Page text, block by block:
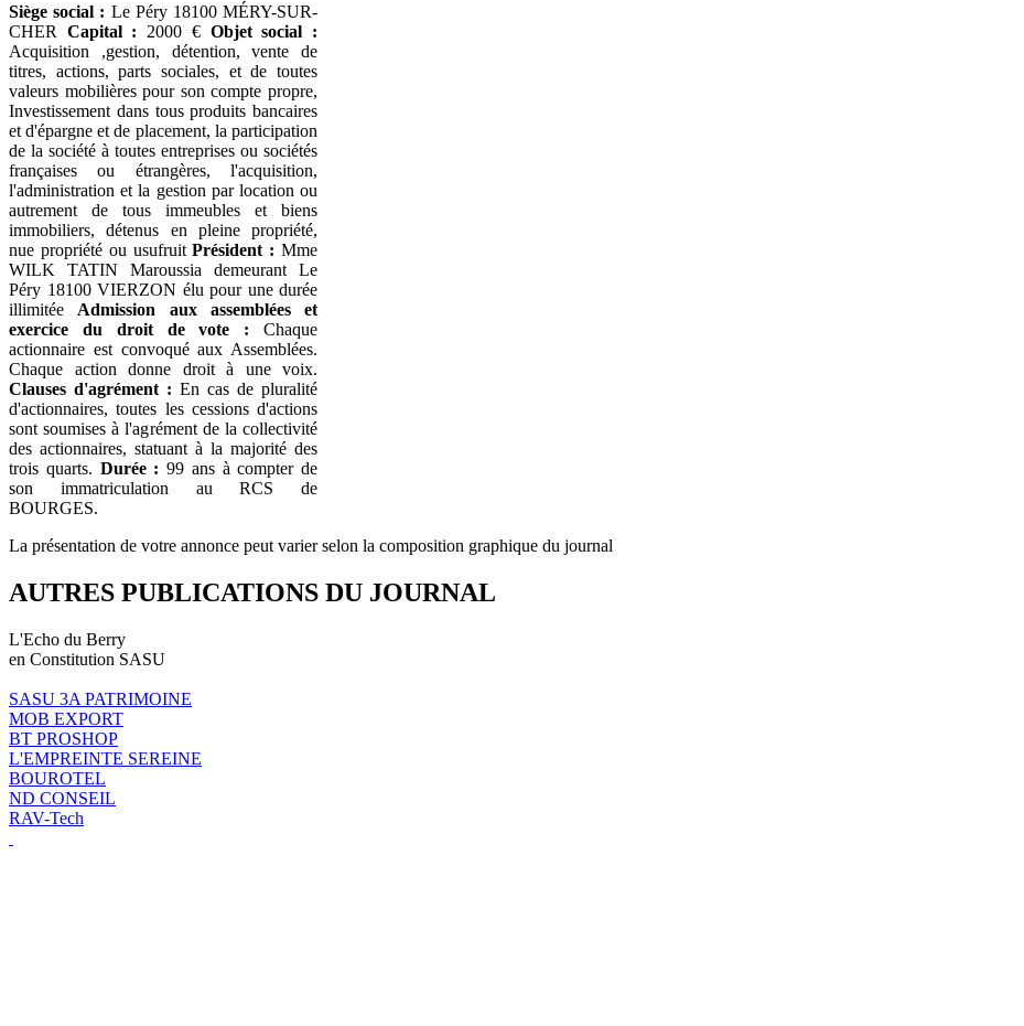
Siège social : Le Péry 18100 MÉRY-SUR-
CHER Capital : 2000 € Objet social :
Acquisition ,gestion, détention, vente de
titres, actions, parts sociales, et de toutes
valeurs mobilières pour son compte propre,
Investissement dans tous produits bancaires
et d'épargne et de placement, la participation
de la société à toutes entreprises ou sociétés
françaises ou étrangères, l'acquisition,
l'administration et la gestion par location ou
autrement de tous immeubles et biens
immobiliers, détenus en pleine propriété,
nue propriété ou usufruitPrésident : Mme
WILK TATIN Maroussia demeurant Le
Péry 18100 VIERZON élu pour une durée
illimitée Admission aux assemblées et
exercice du droit de vote : Chaque
actionnaire est convoqué aux Assemblées.
Chaque action donne droit à une voix.
Clauses d'agrément : En cas de pluralité
d'actionnaires, toutes les cessions d'actions
sont soumises à l'agrément de la collectivité
des actionnaires, statuant à la majorité des
trois quarts. Durée : 99 ans à compter de
son immatriculation au RCS de
BOURGES.
La présentation de votre annonce peut varier selon la composition graphique du journal
AUTRES PUBLICATIONS DU JOURNAL
L'Echo du Berry
en Constitution SASU
SASU 3A PATRIMOINE
MOB EXPORT
BT PROSHOP
L'EMPREINTE SEREINE
BOUROTEL
ND CONSEIL
RAV-Tech